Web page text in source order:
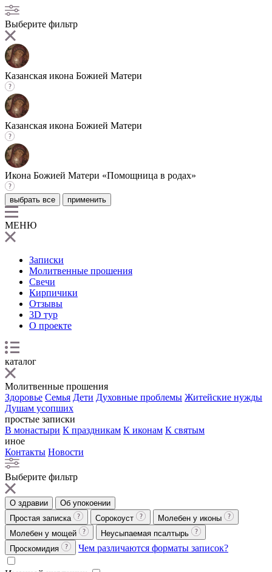
Выберите фильтр
Казанская икона Божией Матери
Казанская икона Божией Матери
Икона Божией Матери «Помощница в родах»
выбрать все применить
МЕНЮ
Записки
Молитвенные прошения
Свечи
Кирпичики
Отзывы
3D тур
О проекте
каталог
Молитвенные прошения
Здоровье Семья Дети Духовные проблемы Житейские нужды
Душам усопших
простые записки
В монастыри К праздникам К иконам К святым
иное
Контакты Новости
Выберите фильтр
О здравии
Об упокоении
Простая записка
Сорокоуст
Молебен у иконы
Молебен у мощей
Неусыпаемая псалтырь
Проскомидия
Чем различаются форматы записок?